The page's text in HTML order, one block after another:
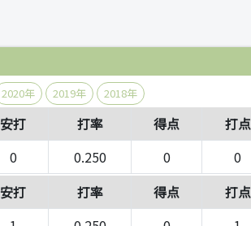
2020年 2019年 2018年
安打 打率 得点 打点
0 0.250 0 0
安打 打率 得点 打点